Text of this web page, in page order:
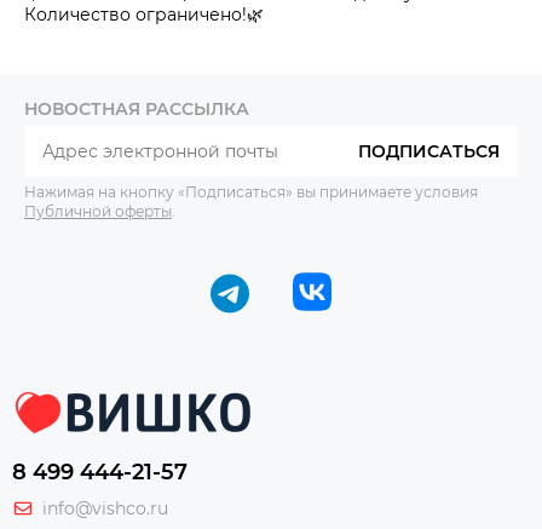
Количество ограничено!🌿
НОВОСТНАЯ РАССЫЛКА
ПОДПИСАТЬСЯ
Нажимая на кнопку «Подписаться» вы принимаете условия
Публичной оферты
8 499 444-21-57
info@vishco.ru